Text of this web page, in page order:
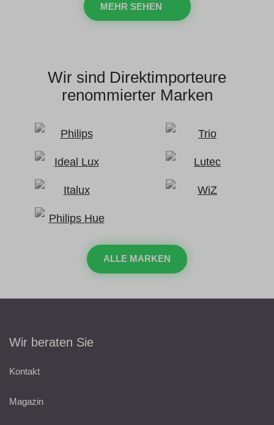
MEHR SEHEN
Wir sind Direktimporteure
renommierter Marken
ALLE MARKEN
Wir beraten Sie
Kontakt
Magazin